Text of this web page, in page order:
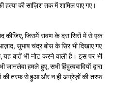
हत्या की साज़िश तक में शामिल पाए गए।
कीजिए, जिसमें रावण के दस सिरों में से एक
सुभाष चंद्र बोस के सिर भी दिखाए गए
बातें भी नोट करने वाली है। इस पर भी
जानलेवा हमले हुए, सभी हिंदुत्ववादियों द्वारा
की तरफ से हुआ और न ही अंग्रेज़ों की तरफ